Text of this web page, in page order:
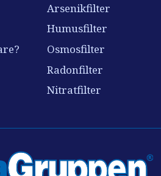
Arsenikfilter
Humusfilter
Osmosfilter
Radonfilter
Nitratfilter